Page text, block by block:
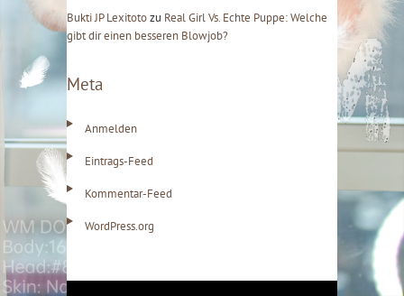
Bukti JP Lexitotozu Real Girl Vs. Echte Puppe: Welche
gibt dir einen besseren Blowjob?
Meta
Anmelden
Eintrags-Feed
Kommentar-Feed
WordPress.org